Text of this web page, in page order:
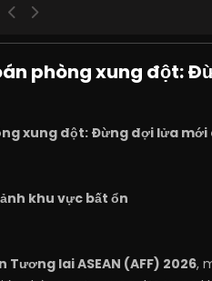
phòng xung đột:
xung đột: Đừng đợi lửa mới
khu vực bất ổn
Tương lai ASEAN (AFF) 2026,